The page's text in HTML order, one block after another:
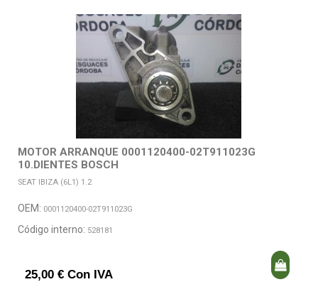
MOTOR ARRANQUE 0001120400-02T911023G
10.DIENTES BOSCH
SEAT IBIZA (6L1) 1.2
OEM: 0001120400-02T911023G
Código interno: 528181
25,00 € Con IVA